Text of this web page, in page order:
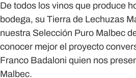
De todos los vinos que produce
bodega, su Tierra de Lechuzas
nuestra Selección Puro Malbec
conocer mejor el proyecto
Franco Badaloni quien nos
Malbec.